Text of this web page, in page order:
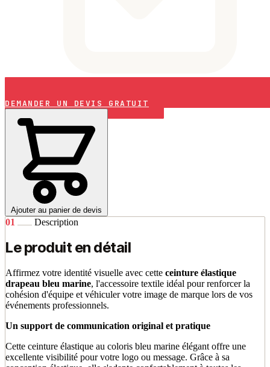
DEMANDER UN DEVIS GRATUIT
Ajouter au panier de devis
01 Description
Le produit en détail
Affirmez votre identité visuelle avec cette ceinture élastique
drapeau bleu marine, l'accessoire textile idéal pour renforcer la
cohésion d'équipe et véhiculer votre image de marque lors de vos
événements professionnels.
Un support de communication original et pratique
Cette ceinture élastique au coloris bleu marine élégant offre une
excellente visibilité pour votre logo ou message. Grâce à sa